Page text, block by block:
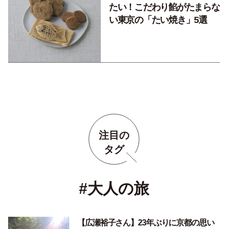
たい！こだわり餡がたまらな
い東京の「たい焼き」5選
注目の
タグ
#大人の旅
【広瀬裕子さん】23年ぶりに京都の思い